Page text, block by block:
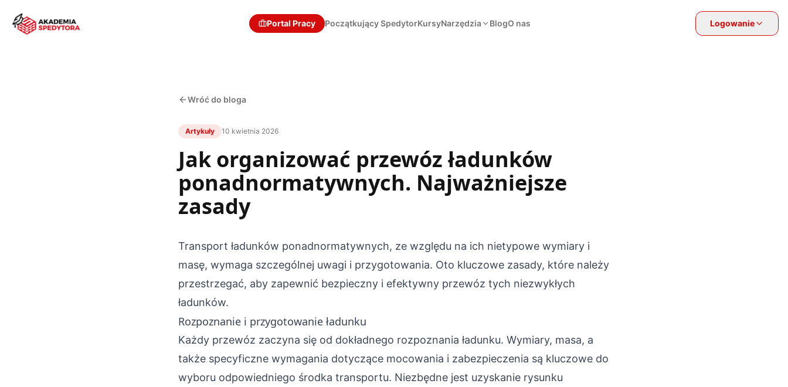
Portal Pracy Początkujący SpedytorKursyNarzędzia BlogO nas Logowanie
Wróć do bloga
Artykuły 10 kwietnia 2026
Jak organizować przewóz ładunków
ponadnormatywnych. Najważniejsze
zasady
Transport ładunków ponadnormatywnych, ze względu na ich nietypowe wymiary i
masę, wymaga szczególnej uwagi i przygotowania. Oto kluczowe zasady, które należy
przestrzegać, aby zapewnić bezpieczny i efektywny przewóz tych niezwykłych
ładunków.
Rozpoznanie i przygotowanie ładunku
Każdy przewóz zaczyna się od dokładnego rozpoznania ładunku. Wymiary, masa, a
także specyficzne wymagania dotyczące mocowania i zabezpieczenia są kluczowe do
wyboru odpowiedniego środka transportu. Niezbędne jest uzyskanie rysunku